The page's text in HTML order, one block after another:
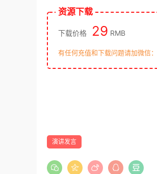
资源下载
下载价格 29 RMB
有任何充值和下载问题请加微信
演讲发言